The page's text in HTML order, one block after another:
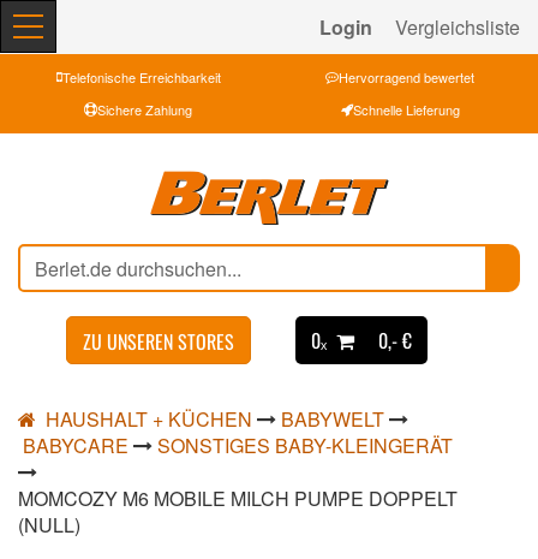
Login Vergleichsliste
Telefonische Erreichbarkeit
Hervorragend bewertet
Sichere Zahlung
Schnelle Lieferung
ZU UNSEREN STORES 0ₓ 0,- €
HAUSHALT + KÜCHEN
BABYWELT
BABYCARE
SONSTIGES BABY-KLEINGERÄT
MOMCOZY M6 MOBILE MILCH PUMPE DOPPELT
(NULL)